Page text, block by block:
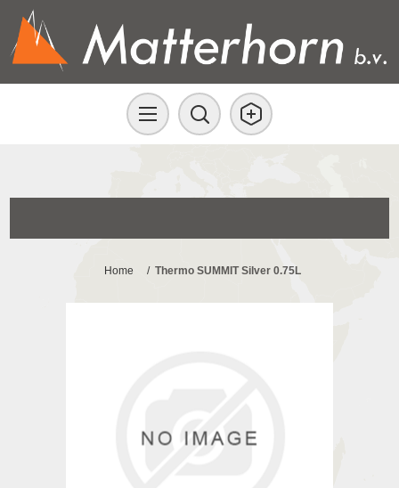
Home / Thermo SUMMIT Silver 0.75L